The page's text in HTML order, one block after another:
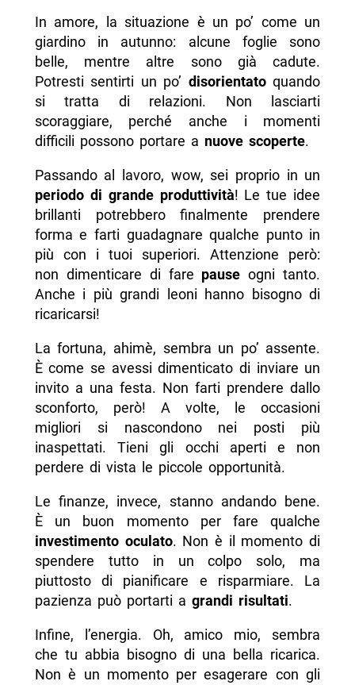
In amore, la situazione è un po’ come un
giardino in autunno: alcune foglie sono
belle, mentre altre sono già cadute.
Potresti sentirti un po’ disorientatoquando
si tratta di relazioni. Non lasciarti
scoraggiare, perché anche i momenti
difficili possono portare a nuove scoperte.
Passando al lavoro, wow, sei proprio in un
periodo di grande produttività! Le tue idee
brillanti potrebbero finalmente prendere
forma e farti guadagnare qualche punto in
più con i tuoi superiori. Attenzione però:
non dimenticare di fare pause ogni tanto.
Anche i più grandi leoni hanno bisogno di
ricaricarsi!
La fortuna, ahimè, sembra un po’ assente.
È come se avessi dimenticato di inviare un
invito a una festa. Non farti prendere dallo
sconforto, però! A volte, le occasioni
migliori si nascondono nei posti più
inaspettati. Tieni gli occhi aperti e non
perdere di vista le piccole opportunità.
Le finanze, invece, stanno andando bene.
È un buon momento per fare qualche
investimento oculato. Non è il momento di
spendere tutto in un colpo solo, ma
piuttosto di pianificare e risparmiare. La
pazienza può portarti a grandi risultati.
Infine, l’energia. Oh, amico mio, sembra
che tu abbia bisogno di una bella ricarica.
Non è un momento per esagerare con gli